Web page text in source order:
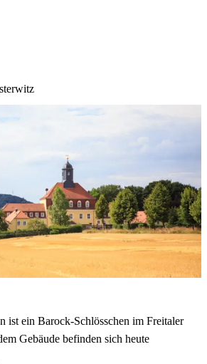
ist ein Barock-Schlösschen im Freitaler
Gebäude befinden sich heute